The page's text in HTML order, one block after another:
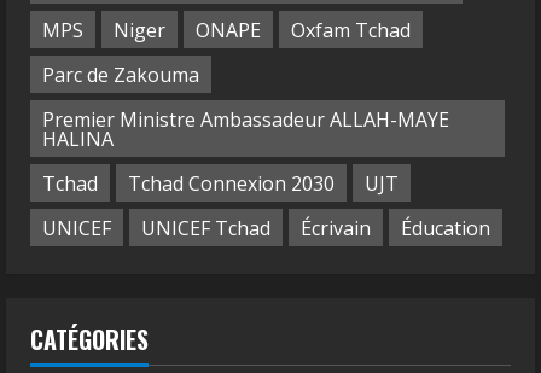
MPS
Niger ONAPE
Oxfam Tchad
Parc de Zakouma
Premier Ministre Ambassadeur ALLAH-MAYE
HALINA
Tchad
Tchad Connexion 2030
UJT
UNICEF
UNICEF Tchad Écrivain Éducation
CATÉGORIES